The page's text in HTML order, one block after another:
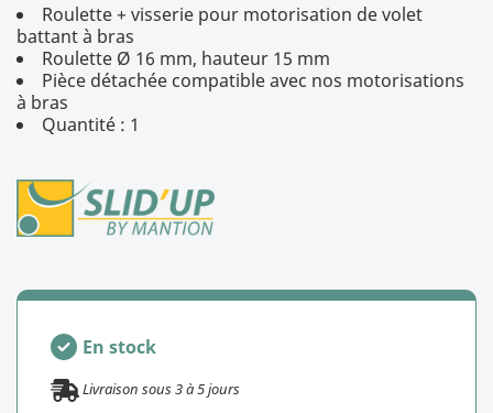
Roulette + visserie pour motorisation de volet
battant à bras
Roulette Ø 16 mm, hauteur 15 mm
Pièce détachée compatible avec nos motorisations
à bras
Quantité : 1
En stock
Livraison sous3à5jours